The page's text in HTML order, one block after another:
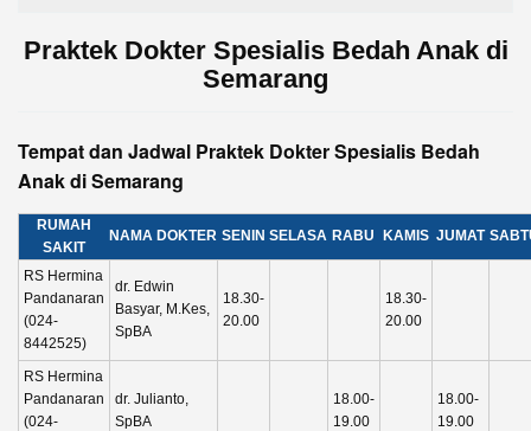
Praktek Dokter Spesialis Bedah Anak di
Semarang
Tempat dan Jadwal Praktek Dokter Spesialis Bedah
Anak di Semarang
RUMAH
SAKIT
NAMA DOKTER SENIN SELASA RABU KAMIS JUMAT
RS Hermina
Pandanaran
(024-
8442525)
dr. Edwin
Basyar, M.Kes,
SpBA
18.30-
20.00
18.30-
20.00
RS Hermina
Pandanaran
(024-
dr. Julianto,
SpBA
18.00-
19.00
18.00-
19.00